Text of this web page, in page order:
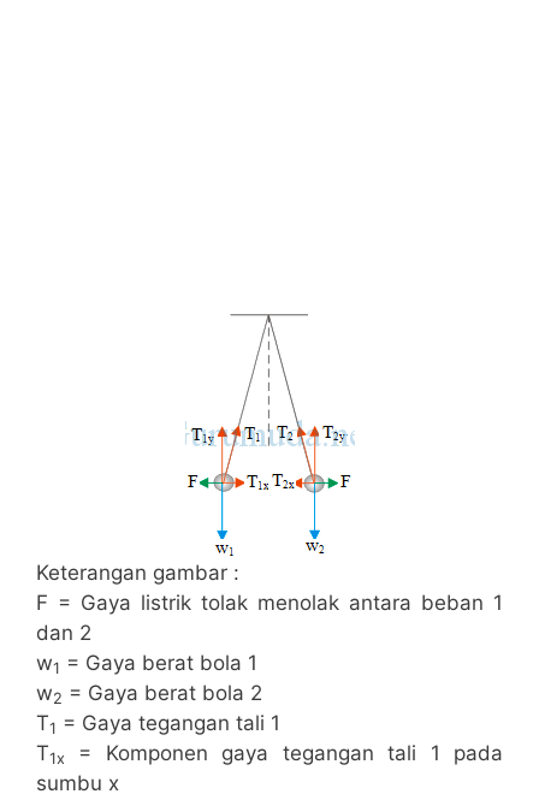
Keterangan gambar :
F = Gaya listrik tolak menolak antara beban 1
dan 2
w1 = Gaya berat bola 1
w2 = Gaya berat bola 2
T1 = Gaya tegangan tali 1
T1x
= Komponen gaya tegangan tali 1 pada
sumbu x